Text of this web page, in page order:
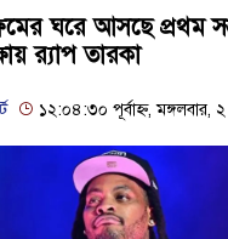
ঘরে আসছে প্রথম
র‌্যাপ তারকা
১২:০৪:৩০ পূর্বাহ্ন,